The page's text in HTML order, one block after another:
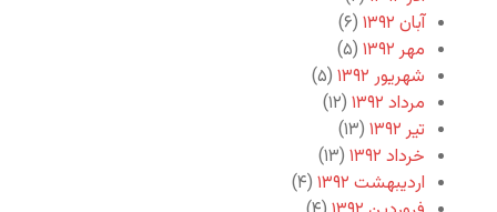
آبان ۱۳۹۲
(۶)
مهر ۱۳۹۲
(۵)
شهریور ۱۳۹۲
(۵)
مرداد ۱۳۹۲
(۱۲)
تیر ۱۳۹۲
(۱۳)
خرداد ۱۳۹۲
(۱۳)
اردیبهشت ۱۳۹۲
(۴)